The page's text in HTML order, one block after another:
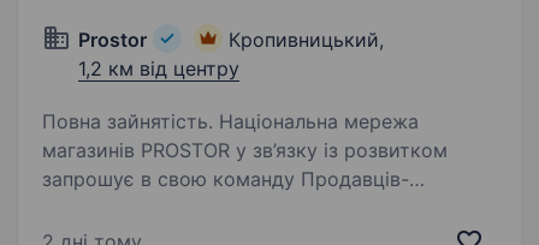
Prostor
Кропивницький,
1,2 км від центру
Повна зайнятість. Національна мережа
магазинів PROSTOR у зв’язку із розвитком
запрошує в свою команду Продавців-
здатність швидко навчатись, грамотна мова;